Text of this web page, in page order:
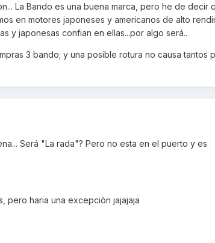
La Bando es una buena marca, pero he de decir
en motores japoneses y americanos de alto
y japonesas confian en ellas...por algo será..
3 bando; y una posible rotura no causa tantos
Será "La rada"? Pero no esta en el puerto y es
pero haria una excepciòn jajajaja